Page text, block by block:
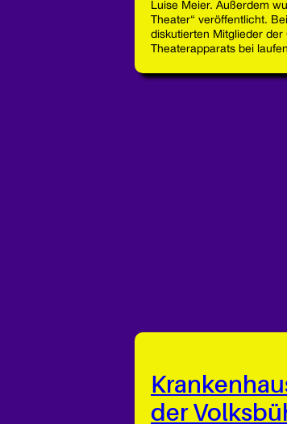
Luise Meier. Außerdem
Theater“ veröffentlicht.
diskutierten Mitglieder
Theaterapparats bei
der